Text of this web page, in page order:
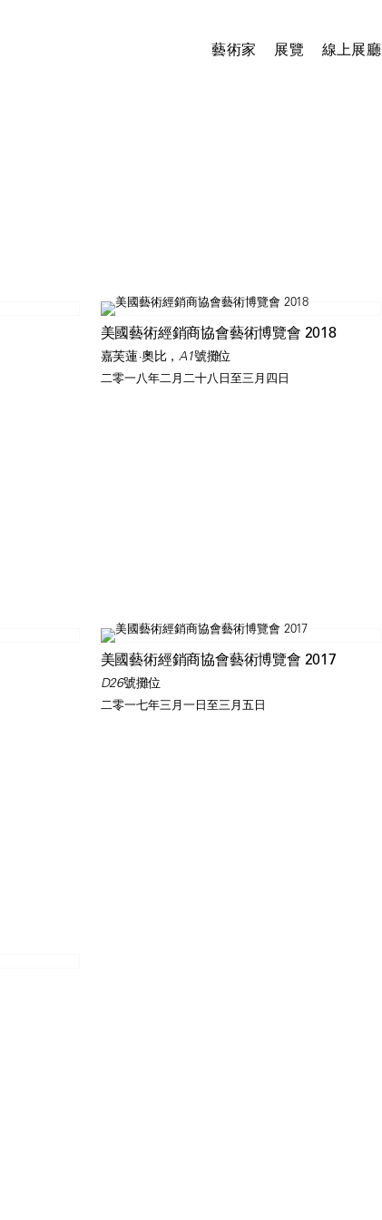
藝術家 展覽 線上展廳
美國藝術經銷商協會藝術博覽會 2018
嘉芙蓮·奧比，A1號攤位
二零一八年二月二十八日至三月四日
美國藝術經銷商協會藝術博覽會 2017
D26號攤位
二零一七年三月一日至三月五日